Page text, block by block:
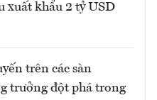
xuất khẩu 2 tỷ USD
trên các sàn
trưởng đột phá trong